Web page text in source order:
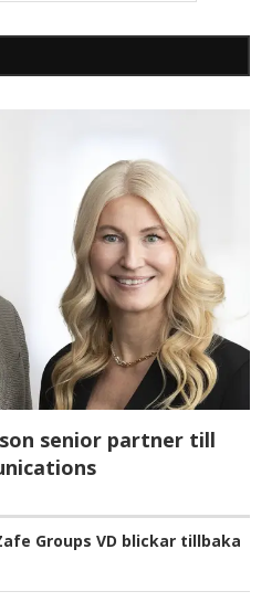
senior partner till
Groups VD blickar tillbaka